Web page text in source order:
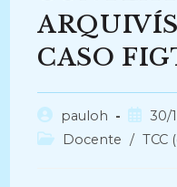
CASO
Autor
do
pauloh
Post30/
Categoria
Docente / TCC